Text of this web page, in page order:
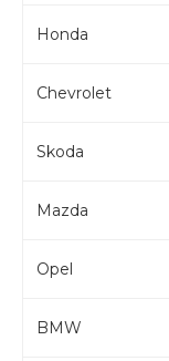
Honda
Chevrolet
Skoda
Mazda
Opel
BMW